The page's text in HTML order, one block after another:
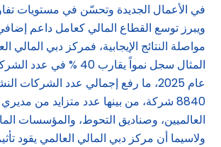
في الأعمال الجديدة وتحسّن في مستويات
ويبرز توسع القطاع المالي كعامل داعم
مواصلة النتائج الإيجابية، فمركز دبي المالي
المثال سجل نمواً يقارب 40
عام 2025، ما رفع إجمالي عدد الشركات
8840 شركة، من بينها عدد متزايد من
العالميين، وصناديق التحوط، والمؤسسات
ولاسيما أن مركز دبي المالي العالمي يقود